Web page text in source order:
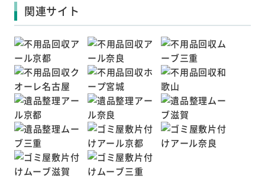
関連サイト